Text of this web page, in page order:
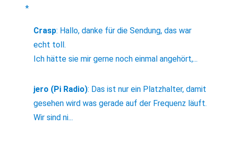
*
Crasp: Hallo, danke für die Sendung, das war
echt toll.
Ich hätte sie mir gerne noch einmal angehört,...
jero (Pi Radio): Das ist nur ein Platzhalter, damit
gesehen wird was gerade auf der Frequenz läuft.
Wir sind ni...